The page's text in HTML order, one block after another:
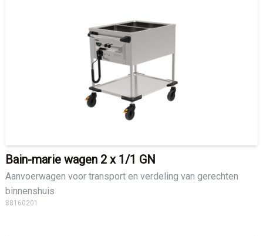
Bain-marie wagen 2 x 1/1 GN
Aanvoerwagen voor transport en verdeling van gerechten
binnenshuis
88160201